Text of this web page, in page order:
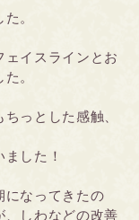
。
ェイスラインとお
。
っとした感触、
した！
になってきたの
、しわなどの改善